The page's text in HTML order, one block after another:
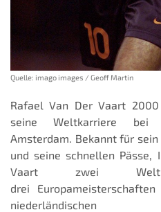
Quelle: imago images / Geoff Martin
Rafael Van Der Vaart
seine Weltkarriere bei
Amsterdam. Bekannt für
und seine schnellen Pässe,
Vaart zwei
drei
niederländischen